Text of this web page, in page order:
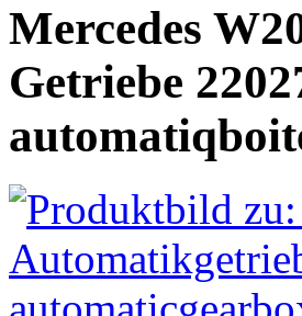
Mercedes
Getriebe